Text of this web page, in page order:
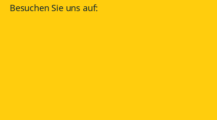
Besuchen Sie uns auf: